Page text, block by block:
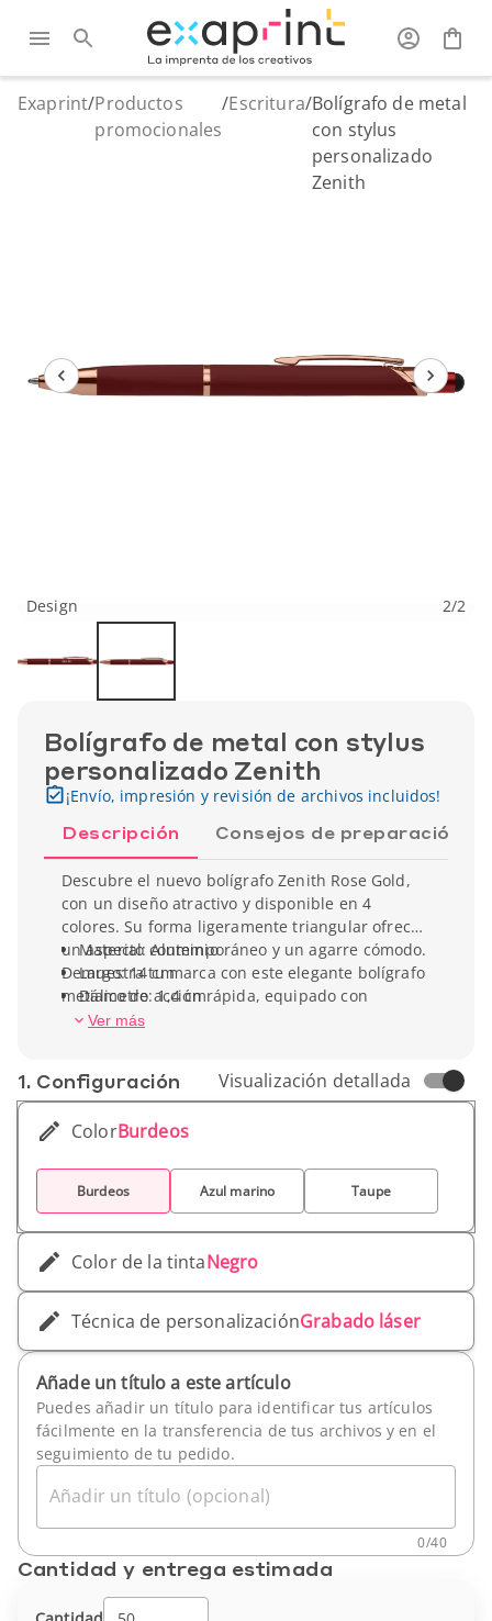
Exaprint/Productos
promocionales
/Escritura/Bolígrafo de metal
con stylus
personalizado
Zenith
Design 2/2
Bolígrafo de metal con stylus
personalizado Zenith
¡Envío, impresión y revisión de archivos incluidos!
Descripción Consejos de preparación
Descubre el nuevo bolígrafo Zenith Rose Gold,
con un diseño atractivo y disponible en 4
colores. Su forma ligeramente triangular ofrece
un aspecto contemporáneo y un agarre cómodo.
Demuestra tu marca con este elegante bolígrafo
metálico de acción rápida, equipado con
puntero para escribir y deslizar en pantallas
Material: Aluminio
Largo: 14 cm
Diametro: 1,4 cm
Peso unitario: 18,14 g
Ver más
1. Conf­iguración Visualización detallada
ColorBurdeos
Burdeos Azul marino Taupe
Color de la tintaNegro
Técnica de personalizaciónGrabado láser
Añade un título a este artículo
Puedes añadir un título para identificar tus artículos
fácilmente en la transferencia de tus archivos y en el
seguimiento de tu pedido.
Añadir un título (opcional)
0/40
Cantidad y entrega estimada